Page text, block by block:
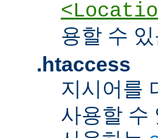
용할 수
.htaccess
지시어를
사용할 수